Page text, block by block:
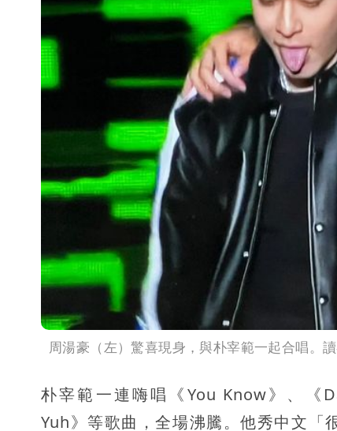
周湯豪（左）驚喜現身，與朴宰範一起合唱。
朴宰範一連嗨唱《You Know》、《
Yuh》等歌曲，全場沸騰。他秀中文「